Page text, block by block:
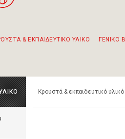
& ΕΚΠΑΙΔΕΥΤΙΚΟ ΥΛΙΚΟ ΓΕΝΙΚΟ
Κρουστά & εκπαιδευτικό υλικό